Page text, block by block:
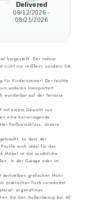
Delivered
08/12/2026 -
08/21/2026
hergestellt. Der indoor
nicht nur reißfest, sondern hat
für Kinderzimmer! Der leichte
anderen transportiert
wunderbar auf der Terrasse
mit einem Gewicht von
eine hervorragende
Reißverschluss. Unsere
so dass der
auch ideal für das
Möbel ist die zusätzliche
in der Garage oder im
demselben grafischen Motiv
praktischer Tisch verwendet
angenehmes
Sie den Außenbezug bei 40